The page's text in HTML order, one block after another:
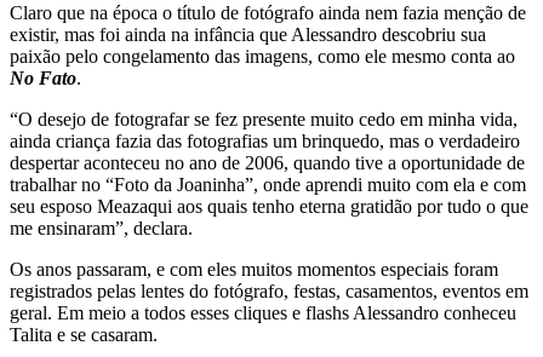
Claro que na época o título de fotógrafo ainda nem fazia menção de
existir, mas foi ainda na infância que Alessandro descobriu sua
paixão pelo congelamento das imagens, como ele mesmo conta ao
No Fato.
“O desejo de fotografar se fez presente muito cedo em minha vida,
ainda criança fazia das fotografias um brinquedo, mas o verdadeiro
despertar aconteceu no ano de 2006, quando tive a oportunidade de
trabalhar no “Foto da Joaninha”, onde aprendi muito com ela e com
seu esposo Meazaqui aos quais tenho eterna gratidão por tudo o que
me ensinaram”, declara.
Os anos passaram, e com eles muitos momentos especiais foram
registrados pelas lentes do fotógrafo, festas, casamentos, eventos em
geral. Em meio a todos esses cliques e flashs Alessandro conheceu
Talita e se casaram.